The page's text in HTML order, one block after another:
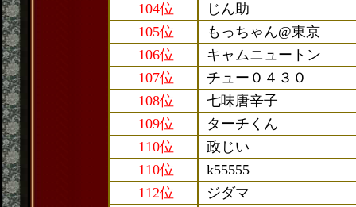
104位
じん助
105位
もっちゃん@東京
106位
キャムニュートン
107位
チュー０４３０
108位
七味唐辛子
109位
ターチくん
110位
政じい
110位
k55555
112位
ジダマ